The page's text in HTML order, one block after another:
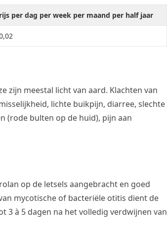
per dag per week per maand per half jaar
zijn meestal licht van aard. Klachten van
lichte buikpijn, diarree, slechte
(rode bulten op de huid), pijn aan
op de letsels aangebracht en goed
mycotische of bacteriële otitis dient de
à 5 dagen na het volledig verdwijnen van